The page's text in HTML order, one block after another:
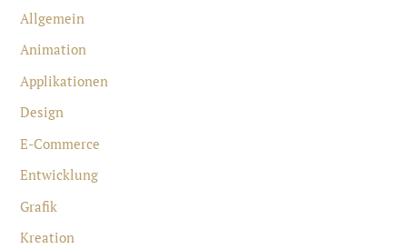
Allgemein
Animation
Applikationen
Design
E-Commerce
Entwicklung
Grafik
Kreation